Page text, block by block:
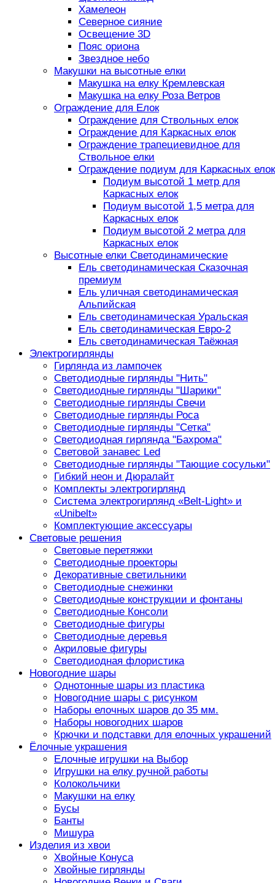
Хамелеон
Северное сияние
Освещение 3D
Пояс ориона
Звездное небо
Макушки на высотные елки
Макушка на елку Кремлевская
Макушка на елку Роза Ветров
Ограждение для Елок
Ограждение для Ствольных елок
Ограждение для Каркасных елок
Ограждение трапециевидное для
Ствольное елки
Ограждение подиум для Каркасных елок
Подиум высотой 1 метр для
Каркасных елок
Подиум высотой 1,5 метра для
Каркасных елок
Подиум высотой 2 метра для
Каркасных елок
Высотные елки Светодинамические
Ель светодинамическая Сказочная
премиум
Ель уличная светодинамическая
Альпийская
Ель светодинамическая Уральская
Ель светодинамическая Евро-2
Ель светодинамическая Таёжная
Электрогирлянды
Гирлянда из лампочек
Светодиодные гирлянды "Нить"
Светодиодные гирлянды "Шарики"
Светодиодные гирлянды Свечи
Светодиодные гирлянды Роса
Светодиодные гирлянды "Сетка"
Светодиодная гирлянда "Бахрома"
Световой занавес Led
Светодиодные гирлянды "Тающие сосульки"
Гибкий неон и Дюралайт
Комплекты электрогирлянд
Система электрогирлянд «Belt-Light» и
«Unibelt»
Комплектующие аксессуары
Световые решения
Световые перетяжки
Светодиодные проекторы
Декоративные светильники
Светодиодные снежинки
Светодиодные конструкции и фонтаны
Светодиодные Консоли
Светодиодные фигуры
Светодиодные деревья
Акриловые фигуры
Светодиодная флористика
Новогодние шары
Однотонные шары из пластика
Новогодние шары с рисунком
Наборы елочных шаров до 35 мм.
Наборы новогодних шаров
Крючки и подставки для елочных украшений
Ёлочные украшения
Елочные игрушки на Выбор
Игрушки на елку ручной работы
Колокольчики
Макушки на елку
Бусы
Банты
Мишура
Изделия из хвои
Хвойные Конуса
Хвойные гирлянды